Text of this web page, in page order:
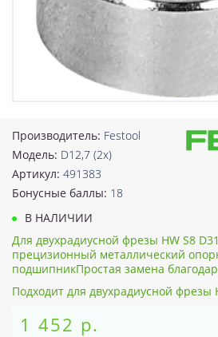
Производитель: Festool
Модель: D12,7 (2x)
Артикул: 491383
Бонусные баллы: 18
В НАЛИЧИИ
Для двухрадиусной фрезы HW S8
прецизионный металлический
подшипникПростая замена
Подходит для двухрадиусной фрезы
1 452 р.